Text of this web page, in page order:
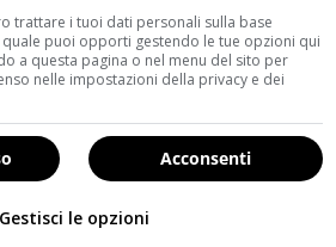
trattare i tuoi dati personali sulla base
puoi opporti gestendo le tue opzioni qui
a questa pagina o nel menu del sito per
nelle impostazioni della privacy e dei
Acconsenti
Gestisci le opzioni